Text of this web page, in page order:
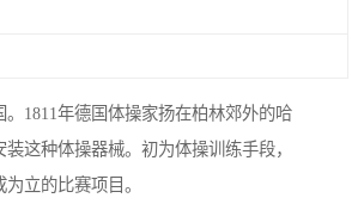
。1811年德国体操家扬在柏林郊外的哈
这种体操器械。初为体操训练手段，
立的比赛项目。